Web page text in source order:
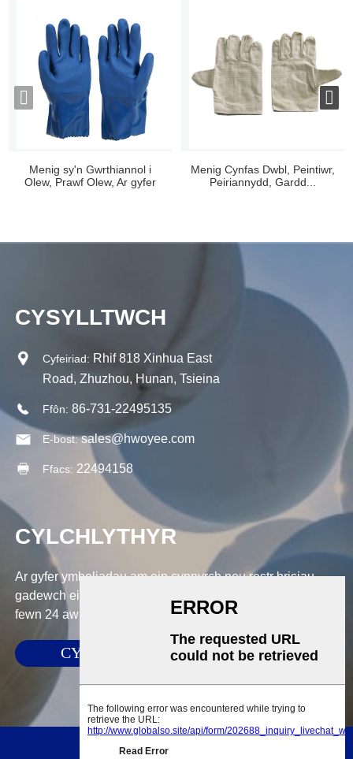
Menig sy'n Gwrthiannol i
Olew, Prawf Olew, Ar gyfer
Menig Cynfas Dwbl, Peintiwr,
Peiriannydd, Gardd...
CYSYLLTWCH
Cyfeiriad: Rhif 818 Xinhua East
Road, Zhuzhou, Hunan, Tsieina
Ffôn: 86-731-22495135
E-bost: sales@hwoyee.com
Ffacs: 22494158
CYLCHLYTHYR
Ar gyfer ymholiadau am ein cynnyrch neu restr brisiau,
gadewch eich e-bost atom a byddwn mewn cysylltiad o
fewn 24 awr.
CYFLWYNO